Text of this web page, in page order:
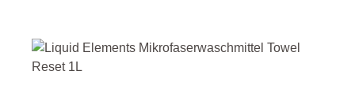
Bildergalerie überspringen